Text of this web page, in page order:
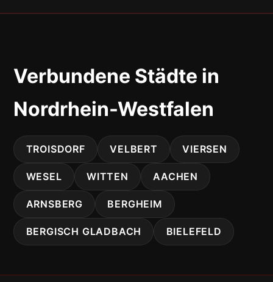
Verbundene Städte in
Nordrhein-Westfalen
TROISDORF VELBERT VIERSEN
WESEL WITTEN AACHEN
ARNSBERG BERGHEIM
BERGISCH GLADBACH BIELEFELD